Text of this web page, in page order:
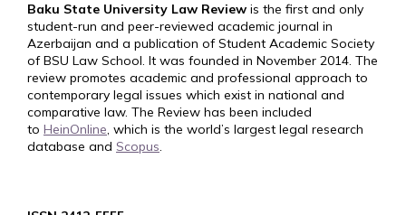
Baku State University Law Review is the first and only
student-run and peer-reviewed academic journal in
Azerbaijan and a publication of Student Academic Society
of BSU Law School. It was founded in November 2014. The
review promotes academic and professional approach to
contemporary legal issues which exist in national and
comparative law. The Review has been included
to HeinOnline, which is the world’s largest legal research
database and Scopus.